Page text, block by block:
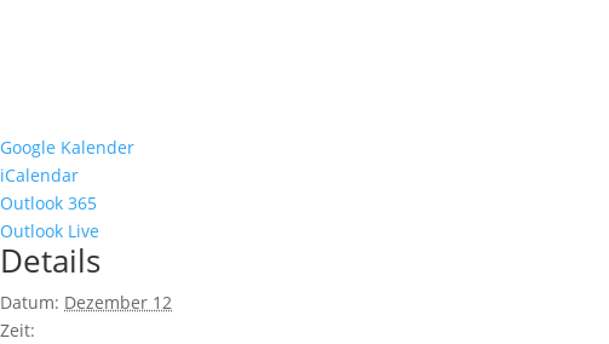
Google Kalender
iCalendar
Outlook 365
Outlook Live
Details
Datum: Dezember 12
Zeit: